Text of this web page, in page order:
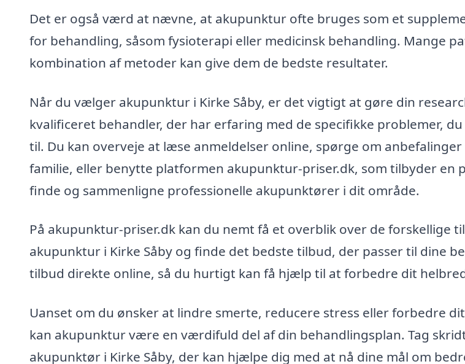
Det er også værd at nævne, at akupunktur ofte bruges som et
for behandling, såsom fysioterapi eller medicinsk behandling. Mange
kombination af metoder kan give dem de bedste resultater.
Når du vælger akupunktur i Kirke Såby, er det vigtigt at gøre din
kvalificeret behandler, der har erfaring med de specifikke problemer,
til. Du kan overveje at læse anmeldelser online, spørge om
familie, eller benytte platformen akupunktur-priser.dk, som tilbyder en
finde og sammenligne professionelle akupunktører i dit område.
På akupunktur-priser.dk kan du nemt få et overblik over de forskellige
akupunktur i Kirke Såby og finde det bedste tilbud, der passer til dine
tilbud direkte online, så du hurtigt kan få hjælp til at forbedre dit
Uanset om du ønsker at lindre smerte, reducere stress eller forbedre
kan akupunktur være en værdifuld del af din behandlingsplan. Tag
akupunktør i Kirke Såby, der kan hjælpe dig med at nå dine mål om